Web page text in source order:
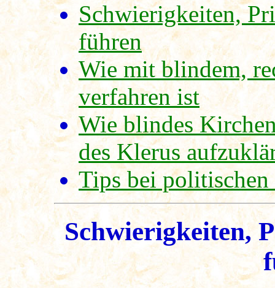
Schwierigkeiten,
führen
Wie mit blindem,
verfahren ist
Wie blindes
des Klerus
Tips bei politischen
Schwierigkeiten,